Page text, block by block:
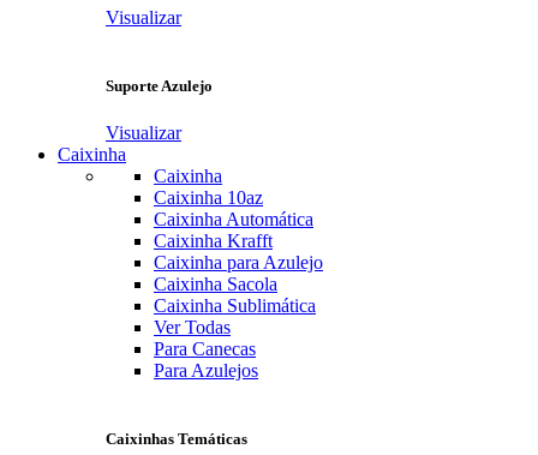
Visualizar
Suporte Azulejo
Visualizar
Caixinha
Caixinha
Caixinha 10az
Caixinha Automática
Caixinha Krafft
Caixinha para Azulejo
Caixinha Sacola
Caixinha Sublimática
Ver Todas
Para Canecas
Para Azulejos
Caixinhas Temáticas